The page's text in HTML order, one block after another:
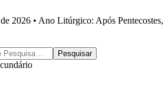
2026 • Ano Litúrgico: Após Pentecostes,